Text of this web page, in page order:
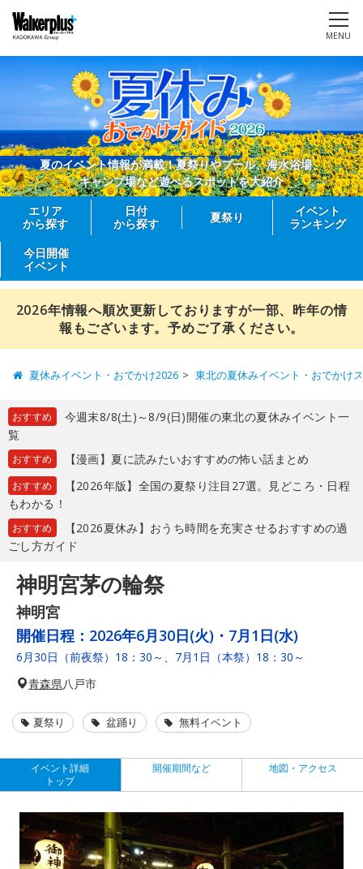
MENU
夏のイベント情報が満載！夏祭りやプール、海水浴場、
キャンプ場など遊べるスポットを大紹介
エリア
から探す
日付
から探す
夏祭り
イベント
ランキング
今日開催
イベント
2026年情報へ順次更新しておりますが一部、昨年の情
報もございます。予めご了承ください。
夏休みイベント・おでかけ2026 東北の夏休みイベント・おでかけ
おすすめ
今週末8/8(土)～8/9(日)開催の東北の夏休みイベント一
覧
おすすめ 【漫画】夏に読みたいおすすめの怖い話まとめ
おすすめ
【2026年版】全国の夏祭り注目27選。見どころ・日程
もわかる！
おすすめ
【2026夏休み】おうち時間を充実させるおすすめの過
ごし方ガイド
神明宮茅の輪祭
神明宮
開催日程： 2026年6月30日(火)・7月1日(水)
6月30日（前夜祭）18：30～、7月1日（本祭）18：30～
青森県八戸市
夏祭り 盆踊り 無料イベント
イベント詳細
トップ
開催期間など 地図・アクセス